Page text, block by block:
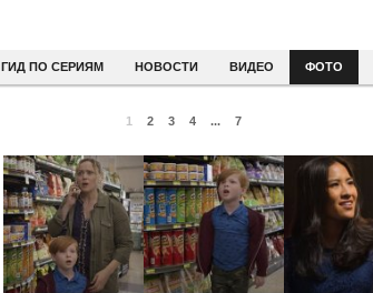
ГИД ПО СЕРИЯМ НОВОСТИ ВИДЕО ФОТО
1 2 3 4 ... 7